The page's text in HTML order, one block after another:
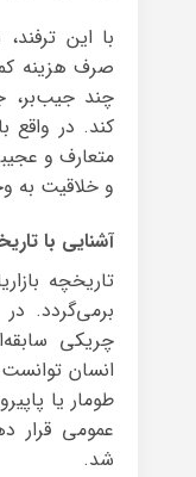
با این
صرف هزینه
چند جیب‌بر،
کند. در واقع
متعارف و
و خلاقیت به
آشنایی با
تاریخچه
برمی‌گردد.
چریکی
انسان
طومار یا
عمومی قرار
شد.